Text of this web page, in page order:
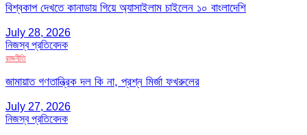
বিশ্বকাপ দেখতে কানাডায় গিয়ে অ্যাসাইলাম চাইলেন ১০ বাংলাদেশি
July 28, 2026
নিজস্ব প্রতিবেদক
রাজনীতি
জামায়াত গণতান্ত্রিক দল কি না, প্রশ্ন মির্জা ফখরুলের
July 27, 2026
নিজস্ব প্রতিবেদক